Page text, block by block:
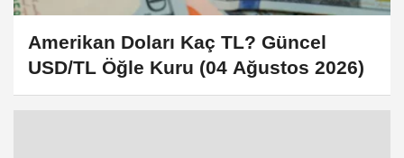
Amerikan Doları Kaç TL? Güncel
USD/TL Öğle Kuru (04 Ağustos 2026)